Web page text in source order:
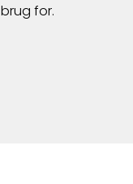
brug for.